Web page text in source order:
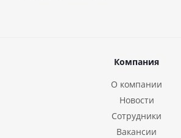
Компания
О компании
Новости
Сотрудники
Вакансии